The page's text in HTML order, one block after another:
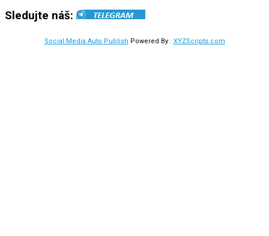
Sledujte náš:
Social Media Auto Publish Powered By : XYZScripts.com